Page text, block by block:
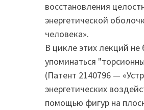
восстановления
энергетической
человека».
В цикле этих лекций не
упоминаться
(Патент 2140796 —
энергетических
помощью фигур на